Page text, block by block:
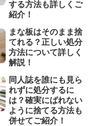
する方法も詳しくご
紹介！
まな板はそのまま捨
てれる？正しい処分
方法について詳しく
解説！
同人誌を誰にも見ら
れずに処分するに
は？確実にばれない
ように捨てる方法も
併せてご紹介！